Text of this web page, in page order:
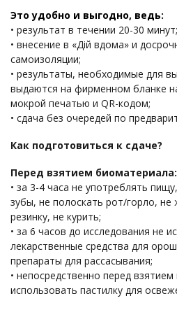
Это удобно и выгодно, ведь:
• результат в течении 20-30 минут;
• внесение в «Дій вдома» и
самоизоляции;
• результаты, необходимые для
выдаются на фирменном бланке
мокрой печатью и QR-кодом;
• сдача без очередей по
Как подготовиться к сдаче?
Перед взятием биоматериала:
• за 3-4 часа не употреблять
зубы, не полоскать рот/горло,
резинку, не курить;
• за 6 часов до исследования не
лекарственные средства для
препараты для рассасывания;
• непосредственно перед
использовать пастилку для